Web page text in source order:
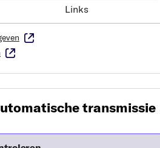
Links
transmissie